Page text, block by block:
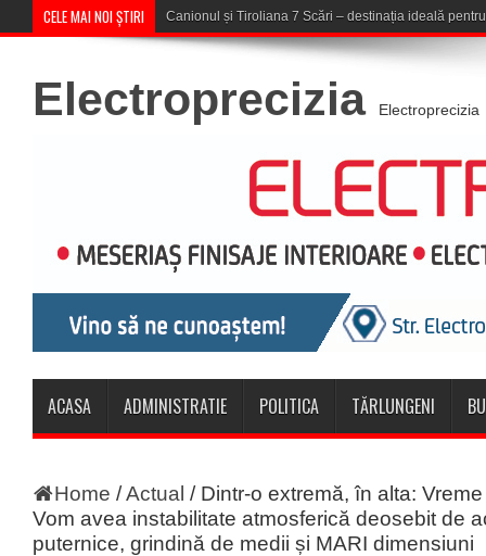
CELE MAI NOI ȘTIRI Concert în aer liber la Komeea Café
Electroprecizia Electroprecizia
ACASA ADMINISTRATIE POLITICA TĂRLUNGENI
Home /Actual / Dintr-o extremă, în alta:
Vom avea instabilitate atmosferică deosebit de
puternice, grindină de medii și MARI dimensiuni